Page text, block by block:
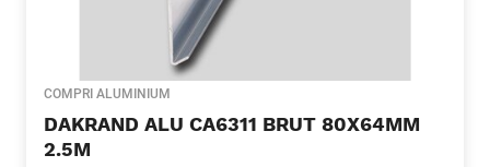
COMPRI ALUMINIUM
DAKRAND ALU CA6311 BRUT 80X64MM
2.5M